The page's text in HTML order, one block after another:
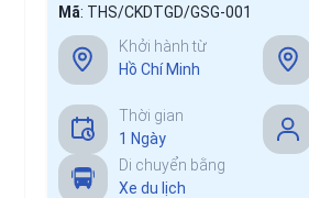
Mã: THS/CKDTGD/GSG-001
Khởi hành từ
Hồ Chí Minh
Thời gian
1 Ngày
Di chuyển bằng
Xe du lịch